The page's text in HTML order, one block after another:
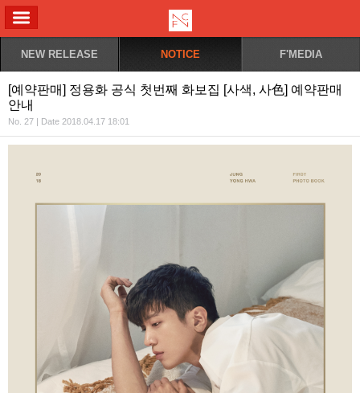
NEW RELEASE NOTICE F'MEDIA
[예약판매] 정용화 공식 첫번째 화보집 [사색, 사色] 예약판매
안내
No. 27 | Date 2018.04.17 18:01